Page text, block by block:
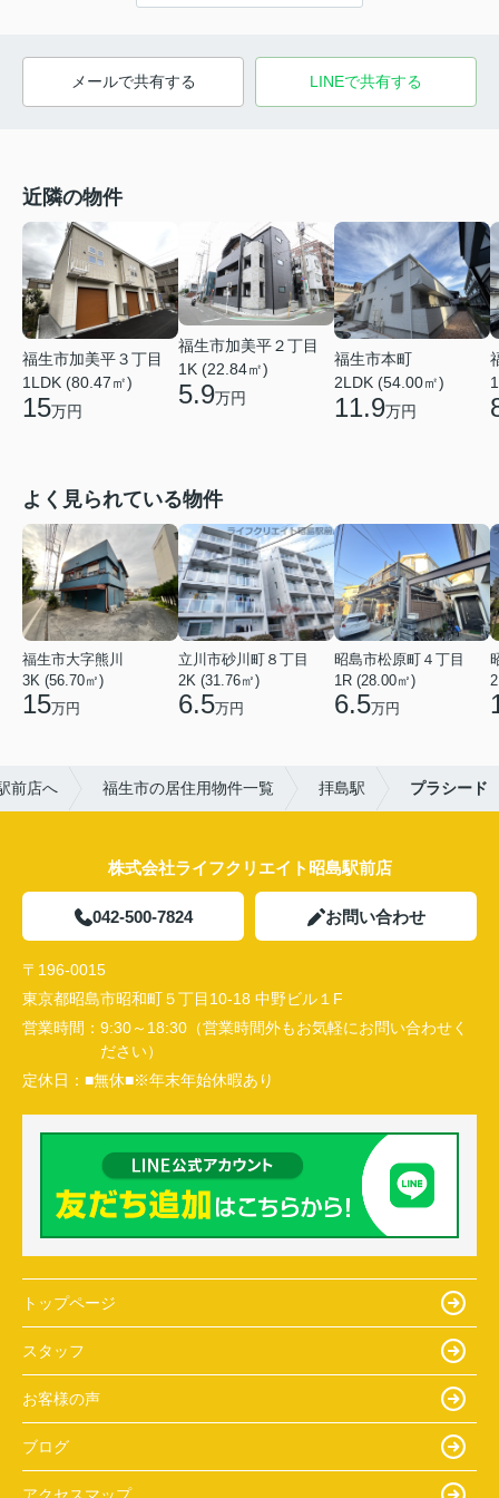
メールで共有する LINEで共有する
近隣の物件
福生市加美平３丁目
1LDK (80.47㎡)
15万円
福生市加美平２丁目
1K (22.84㎡)
5.9万円
福生市本町
2LDK (54.00㎡)
11.9万円
よく見られている物件
福生市大字熊川
3K (56.70㎡)
15万円
立川市砂川町８丁目
2K (31.76㎡)
6.5万円
昭島市松原町４丁目
1R (28.00㎡)
6.5万円
前店へ 福生市の居住用物件一覧 拝島駅 プラシード
株式会社ライフクリエイト昭島駅前店
042-500-7824 お問い合わせ
〒196-0015
東京都昭島市昭和町５丁目10-18 中野ビル１F
営業時間： 9:30～18:30（営業時間外もお気軽にお問い合わせく
ださい）
定休日： ■無休■※年末年始休暇あり
トップページ
スタッフ
お客様の声
ブログ